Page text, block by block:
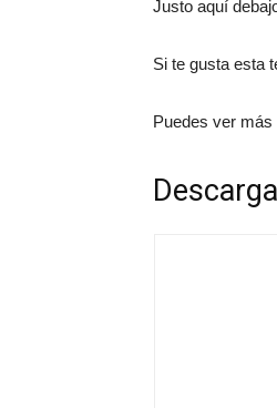
Justo aquí
Si te gusta esta
Puedes ver